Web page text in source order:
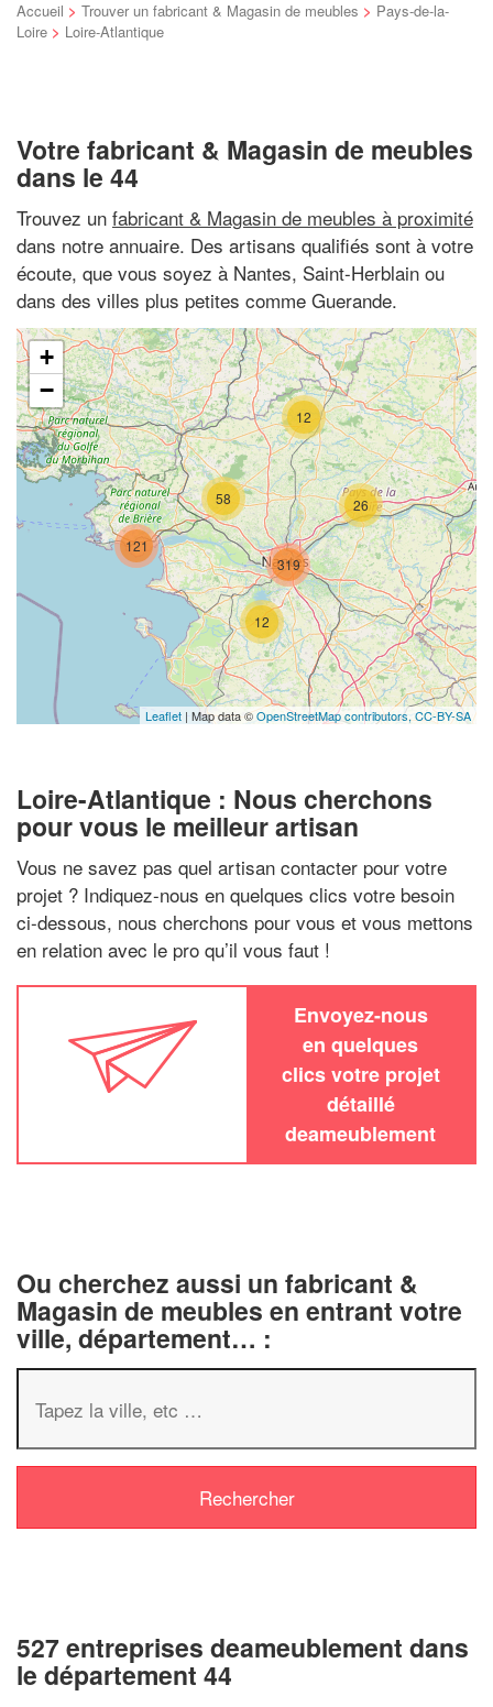
Accueil > Trouver un fabricant & Magasin de meubles > Pays-de-la-
Loire > Loire-Atlantique
Votre fabricant & Magasin de meubles
dans le 44
Trouvez un fabricant & Magasin de meubles à proximité
dans notre annuaire. Des artisans qualifiés sont à votre
écoute, que vous soyez à Nantes, Saint-Herblain ou
dans des villes plus petites comme Guerande.
121
12
12
26
58
319
+
−
Leaflet | Map data ©OpenStreetMap contributors, CC-BY-SA
Loire-Atlantique : Nous cherchons
pour vous le meilleur artisan
Vous ne savez pas quel artisan contacter pour votre
projet ? Indiquez-nous en quelques clics votre besoin
ci-dessous, nous cherchons pour vous et vous mettons
en relation avec le pro qu’il vous faut !
Envoyez-nous
en quelques
clics votre projet
détaillé
deameublement
Ou cherchez aussi un fabricant &
Magasin de meubles en entrant votre
ville, département… :
527 entreprises deameublement dans
le département 44